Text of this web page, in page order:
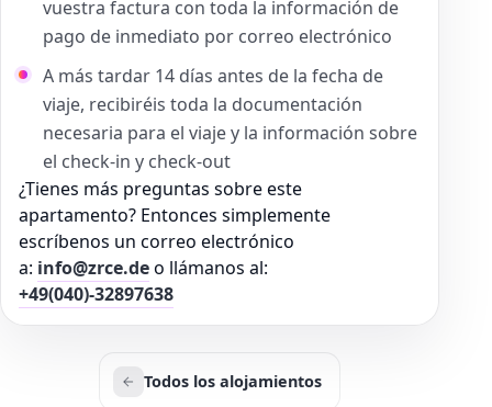
vuestra factura con toda la información de
pago de inmediato por correo electrónico
A más tardar 14 días antes de la fecha de
viaje, recibiréis toda la documentación
necesaria para el viaje y la información sobre
el check-in y check-out
¿Tienes más preguntas sobre este
apartamento? Entonces simplemente
escríbenos un correo electrónico
a: info@zrce.deo llámanos al:
+49(040)-32897638
Todos los alojamientos